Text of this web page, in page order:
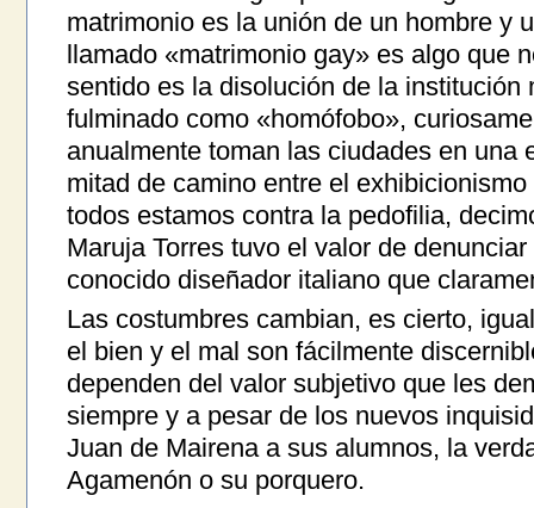
matrimonio es la unión de un hombre y
llamado «matrimonio gay» es algo que
sentido es la disolución de la institución
fulminado como «homófobo»,
anualmente toman las ciudades en una
mitad de camino entre el
todos estamos contra la pedofilia,
Maruja Torres tuvo el valor de
conocido diseñador italiano que
Las costumbres cambian, es cierto,
el bien y el mal son fácilmente
dependen del valor subjetivo que les
siempre y a pesar de los nuevos
Juan de Mairena a sus alumnos, la
Agamenón o su porquero.